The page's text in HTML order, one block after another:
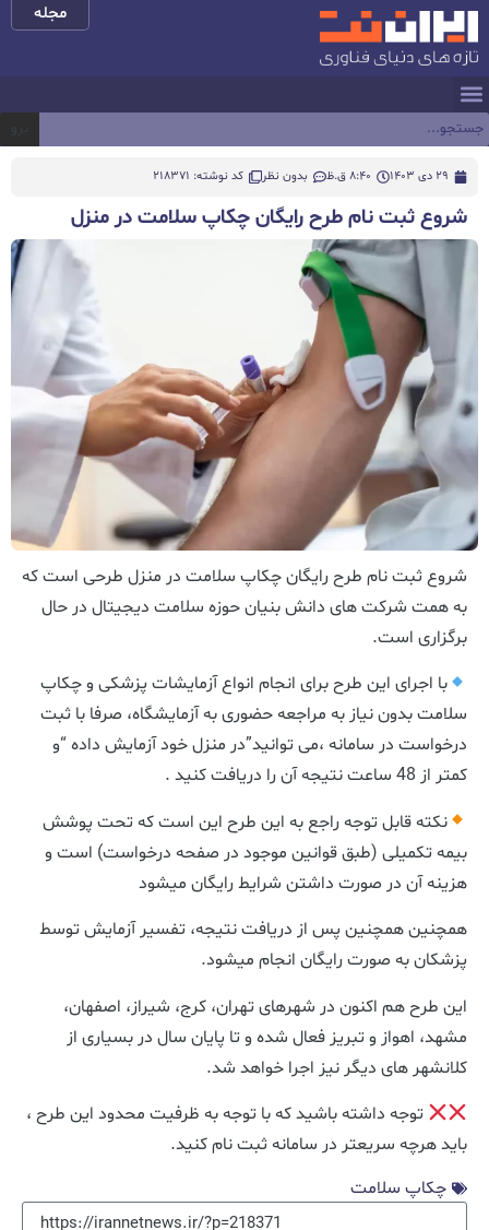
مجله
29 دی 1403 8:40 ق.ظ بدون نظر کد نوشته: 218371
شروع ثبت نام طرح رایگان چکاپ سلامت در منزل
شروع ثبت نام طرح رایگان چکاپ سلامت در منزل طرحی است که
به همت شرکت های دانش بنیان حوزه سلامت دیجیتال در حال
برگزاری است.
با اجرای این طرح برای انجام انواع آزمایشات پزشکی و چکاپ
سلامت بدون نیاز به مراجعه حضوری به آزمایشگاه، صرفا با ثبت
درخواست در سامانه ،می توانید”در منزل خود آزمایش داده “و
کمتر از 48 ساعت نتیجه آن را دریافت کنید .
نکته قابل توجه راجع به این طرح این است که تحت پوشش
بیمه تکمیلی (طبق قوانین موجود در صفحه درخواست) است و
هزینه آن در صورت داشتن شرایط رایگان میشود
همچنین همچنین پس از دریافت نتیجه، تفسیر آزمایش توسط
پزشکان به صورت رایگان انجام میشود.
این طرح هم اکنون در شهرهای تهران، کرج، شیراز، اصفهان،
مشهد، اهواز و تبریز فعال شده و تا پایان سال در بسیاری از
کلانشهر های دیگر نیز اجرا خواهد شد.
توجه داشته باشید که با توجه به ظرفیت محدود این طرح ،
باید هرچه سریعتر در سامانه ثبت نام کنید.
چکاپ سلامت